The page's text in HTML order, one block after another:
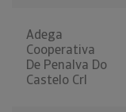
Adega
Cooperativa
De Penalva Do
Castelo Crl